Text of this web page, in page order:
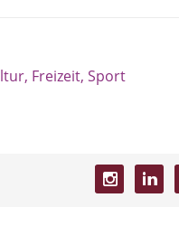
Freizeit, Sport